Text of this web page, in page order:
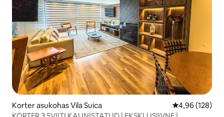
Korter asukohas Vila Suica Keskmine
4,96 (128)